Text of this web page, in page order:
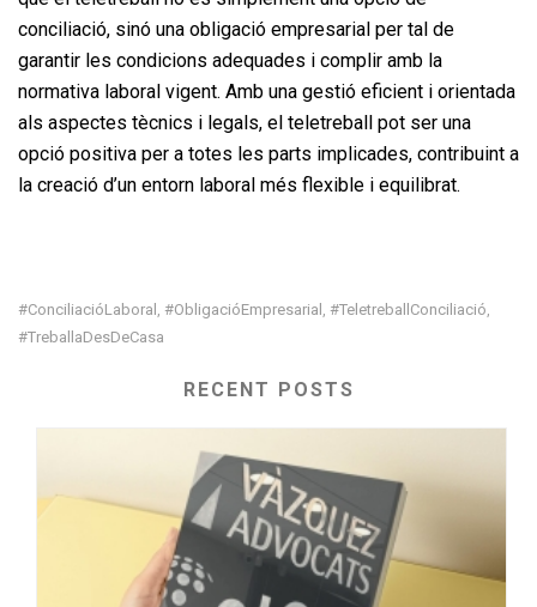
conciliació, sinó una obligació empresarial per tal de
garantir les condicions adequades i complir amb la
normativa laboral vigent. Amb una gestió eficient i orientada
als aspectes tècnics i legals, el teletreball pot ser una
opció positiva per a totes les parts implicades, contribuint a
la creació d’un entorn laboral més flexible i equilibrat.
#ConciliacióLaboral #ObligacióEmpresarial #TeletreballConciliació
#TreballaDesDeCasa
RECENT POSTS